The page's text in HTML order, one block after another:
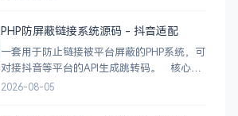
情 小区投票：发起/参与/查看结果 邻里社区
PHP防屏蔽链接系统源码 - 抖音适配
一套用于防止链接被平台屏蔽的PHP系统，可
对接抖音等平台的API生成跳转码。 核心功
能 多域名池智能切换，降低被拦截概率 对接
2026-08-05